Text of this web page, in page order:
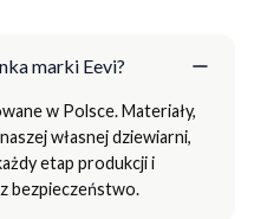
marki Eevi?
w Polsce. Materiały,
własnej dziewiarni,
etap produkcji i
bezpieczeństwo.